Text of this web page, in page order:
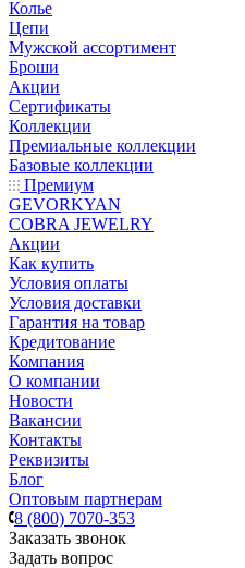
Колье
Цепи
Мужской ассортимент
Броши
Акции
Сертификаты
Коллекции
Премиальные коллекции
Базовые коллекции
Премиум
GEVORKYAN
COBRA JEWELRY
Акции
Как купить
Условия оплаты
Условия доставки
Гарантия на товар
Кредитование
Компания
О компании
Новости
Вакансии
Контакты
Реквизиты
Блог
Оптовым партнерам
8 (800) 7070-353
Заказать звонок
Задать вопрос